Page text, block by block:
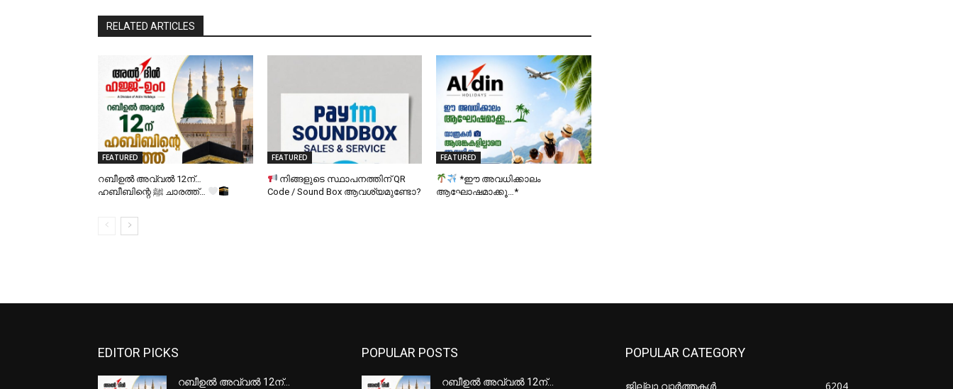
RELATED ARTICLES
FEATURED
റബീഉൽ അവ്വൽ 12ന്…
ഹബീബിന്റെ ﷺ ചാരത്ത്…
FEATURED
നിങ്ങളുടെ സ്ഥാപനത്തിന് QR
Code / Sound Box ആവശ്യമുണ്ടോ?
FEATURED
*ഈ അവധിക്കാലം
ആഘോഷമാക്കൂ…*
EDITOR PICKS
റബീഉൽ അവ്വൽ 12ന്…
POPULAR POSTS
റബീഉൽ അവ്വൽ 12ന്…
POPULAR CATEGORY
ജില്ലാ വാർത്തകൾ 6204